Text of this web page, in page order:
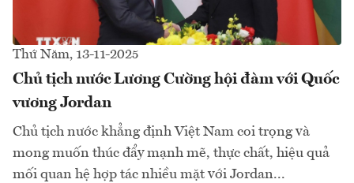
Thứ Năm, 13-11-2025
Chủ tịch nước Lương Cường hội đàm với Quốc
vương Jordan
Chủ tịch nước khẳng định Việt Nam coi trọng và
mong muốn thúc đẩy mạnh mẽ, thực chất, hiệu quả
mối quan hệ hợp tác nhiều mặt với Jordan...